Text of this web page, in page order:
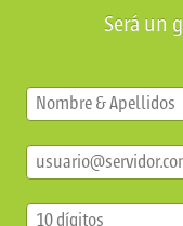
Será un